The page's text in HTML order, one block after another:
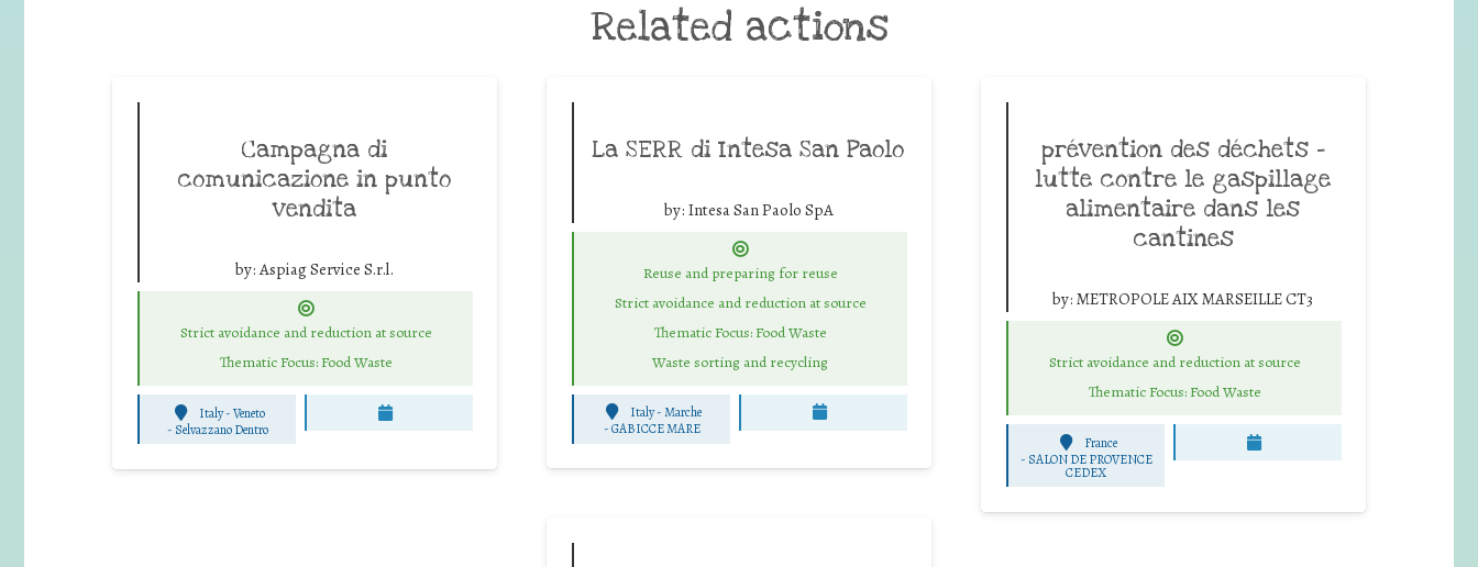
Related actions
Campagna di
comunicazione in punto
vendita
by:Aspiag Service S.r.l.
Strict avoidance and reduction at source
Thematic Focus: Food Waste
Italy - Veneto
- Selvazzano Dentro
La SERR di Intesa San Paolo
by: Intesa San Paolo SpA
Reuse and preparing for reuse
Strict avoidance and reduction at source
Thematic Focus: Food Waste
Waste sorting and recycling
Italy - Marche
-GABICCE MARE
prévention des déchets -
lutte contre le gaspillage
alimentaire dans les
cantines
by: METROPOLE AIX MARSEILLE CT3
Strict avoidance and reduction at source
Thematic Focus: Food Waste
France
- SALON DE PROVENCE
CEDEX